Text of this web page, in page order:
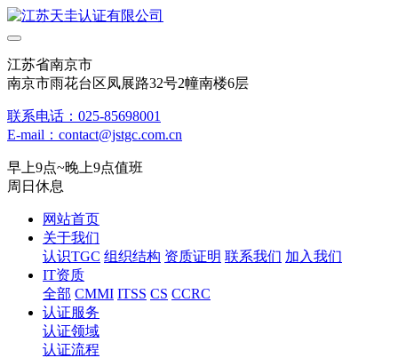
江苏省南京市
南京市雨花台区凤展路32号2幢南楼6层
联系电话：025-85698001
E-mail：contact@jstgc.com.cn
早上9点~晚上9点值班
周日休息
网站首页
关于我们
认识TGC 组织结构 资质证明 联系我们 加入我们
IT资质
全部 CMMI ITSS CS CCRC
认证服务
认证领域
认证流程